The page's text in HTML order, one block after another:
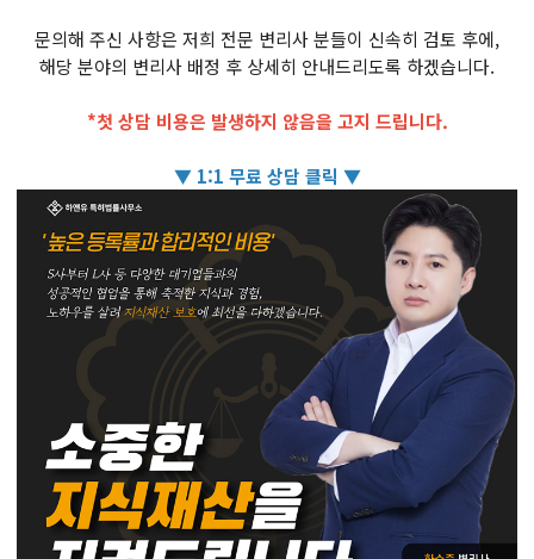
문의해 주신 사항은 저희 전문 변리사 분들이 신속히 검토 후에,
해당 분야의 변리사 배정 후 상세히 안내드리도록 하겠습니다.
*첫 상담 비용은 발생하지 않음을 고지 드립니다.
▼ 1:1 무료 상담 클릭 ▼